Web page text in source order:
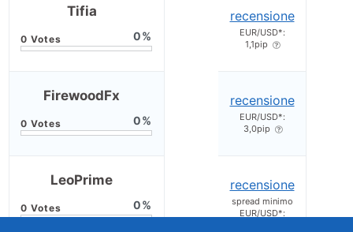
Tifia
0
recensione
EUR/USD*:
1,1pip
FirewoodFx
0
recensione
EUR/USD*:
3,0pip
LeoPrime
0
recensione
spread minimo
EUR/USD*: